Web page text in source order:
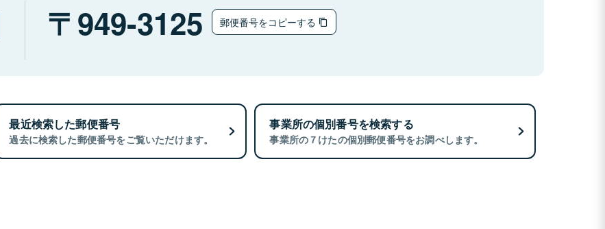
949-3125 郵便番号をコピーする
最近検索した郵便番号
過去に検索した郵便番号をご覧いただけます。
事業所の個別番号を検索する
事業所の７けたの個別郵便番号をお調べします。